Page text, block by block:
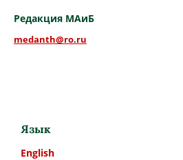
Редакция МАиБ
medanth@ro.ru
Язык
English